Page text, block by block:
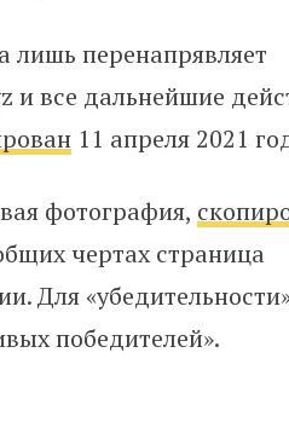
лишь перенапрявляет
и все дальнейшие
11 апреля 2021
фотография,
чертах страница
Для
победителей».